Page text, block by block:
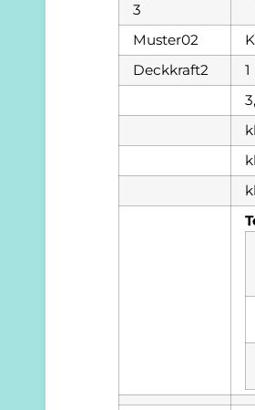
3
Muster02
Deckkraft2
1